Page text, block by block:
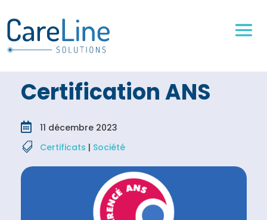
Certification ANS

11 décembre 2023

Certificats | Société